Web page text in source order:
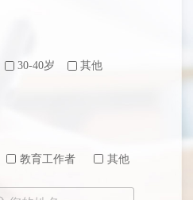
30-40岁 其他
教育工作者 其他